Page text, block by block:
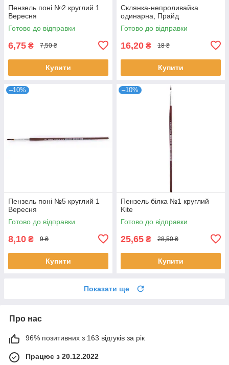
Пензель поні №2 круглий 1
Вересня
Готово до відправки
6,75 ₴ 7,50 ₴
Купити
Склянка-непроливайка
одинарна, Прайд
Готово до відправки
16,20 ₴ 18 ₴
Купити
–10%
Пензель поні №5 круглий 1
Вересня
Готово до відправки
8,10 ₴ 9 ₴
Купити
–10%
Пензель білка №1 круглий
Kite
Готово до відправки
25,65 ₴ 28,50 ₴
Купити
Показати ще
Про нас
96% позитивних з 163 відгуків за рік
Працює з 20.12.2022